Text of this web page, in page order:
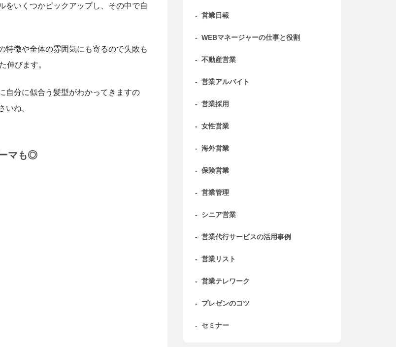
をいくつかピックアップし、その中で自
特徴や全体の雰囲気にも寄るので失敗も
伸びます。
自分に似合う髪型がわかってきますの
いね。
マも◎
- 営業日報
- WEBマネージャーの仕事と役割
- 不動産営業
- 営業アルバイト
- 営業採用
- 女性営業
- 海外営業
- 保険営業
- 営業管理
- シニア営業
- 営業代行サービスの活用事例
- 営業リスト
- 営業テレワーク
- プレゼンのコツ
- セミナー